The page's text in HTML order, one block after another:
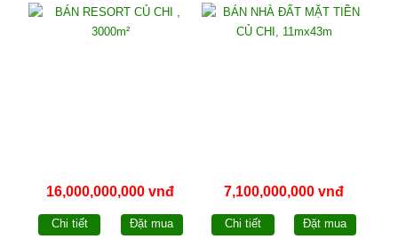
16,000,000,000 vnđ
Chi tiết Đặt mua
7,100,000,000 vnđ
Chi tiết Đặt mua